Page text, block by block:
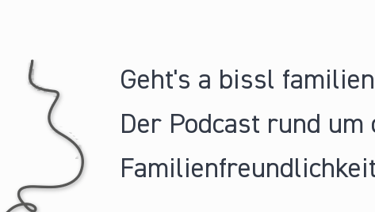
Geht's a bissl
Der Podcast rund um